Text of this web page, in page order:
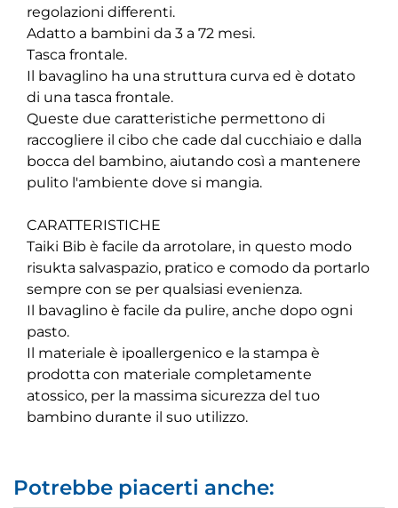
regolazioni differenti.
Adatto a bambini da 3 a 72 mesi.
Tasca frontale.
Il bavaglino ha una struttura curva ed è dotato
di una tasca frontale.
Queste due caratteristiche permettono di
raccogliere il cibo che cade dal cucchiaio e dalla
bocca del bambino, aiutando così a mantenere
pulito l'ambiente dove si mangia.
CARATTERISTICHE
Taiki Bib è facile da arrotolare, in questo modo
risukta salvaspazio, pratico e comodo da portarlo
sempre con se per qualsiasi evenienza.
Il bavaglino è facile da pulire, anche dopo ogni
pasto.
Il materiale è ipoallergenico e la stampa è
prodotta con materiale completamente
atossico, per la massima sicurezza del tuo
bambino durante il suo utilizzo.
Potrebbe piacerti anche: